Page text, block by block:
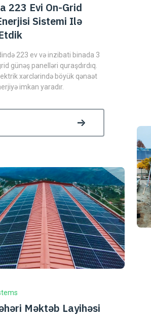
223 Evi On-Grid
Sistemi Ilə
223 ev və inzibati binada 3
günəş panelləri quraşdırdıq.
xərclərində böyük qənaət
imkan yaradır.
Məktəb Layihəsi